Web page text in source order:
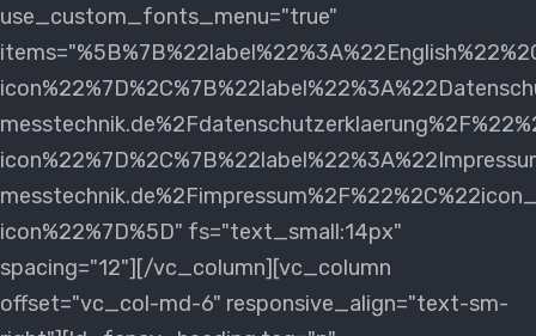
use_custom_fonts_menu="true"
icon%22%7D%5D" fs="text_small:14px"
spacing="12"][/vc_column][vc_column
offset="vc_col-md-6" responsive_align="text-sm-